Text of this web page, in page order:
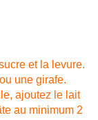
et la levure.
une girafe.
ajoutez le lait
au minimum 2